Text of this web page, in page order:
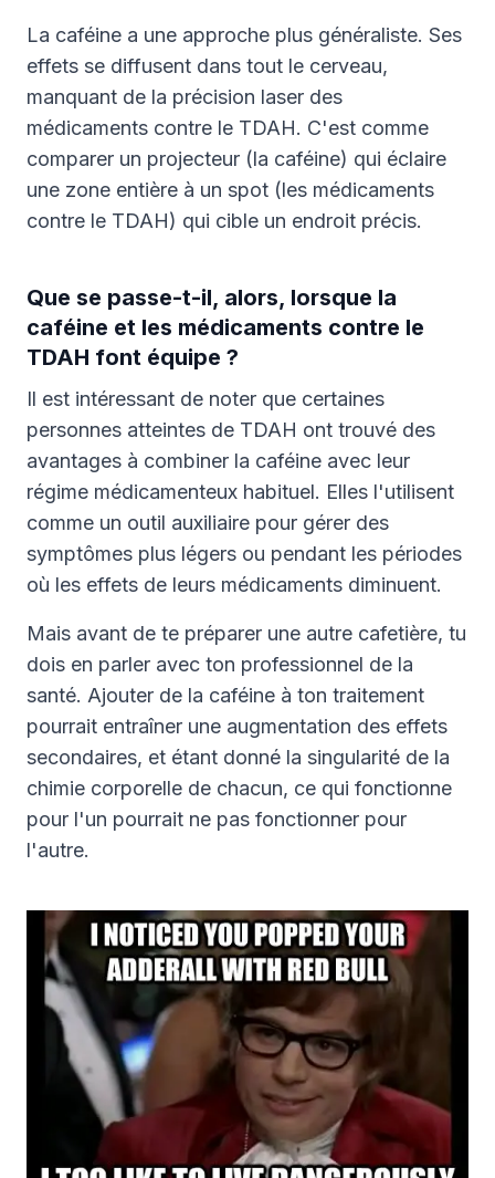
La caféine a une approche plus généraliste. Ses
effets se diffusent dans tout le cerveau,
manquant de la précision laser des
médicaments contre le TDAH. C'est comme
comparer un projecteur (la caféine) qui éclaire
une zone entière à un spot (les médicaments
contre le TDAH) qui cible un endroit précis.
Que se passe-t-il, alors, lorsque la
caféine et les médicaments contre le
TDAH font équipe ?
Il est intéressant de noter que certaines
personnes atteintes de TDAH ont trouvé des
avantages à combiner la caféine avec leur
régime médicamenteux habituel. Elles l'utilisent
comme un outil auxiliaire pour gérer des
symptômes plus légers ou pendant les périodes
où les effets de leurs médicaments diminuent.
Mais avant de te préparer une autre cafetière, tu
dois en parler avec ton professionnel de la
santé. Ajouter de la caféine à ton traitement
pourrait entraîner une augmentation des effets
secondaires, et étant donné la singularité de la
chimie corporelle de chacun, ce qui fonctionne
pour l'un pourrait ne pas fonctionner pour
l'autre.